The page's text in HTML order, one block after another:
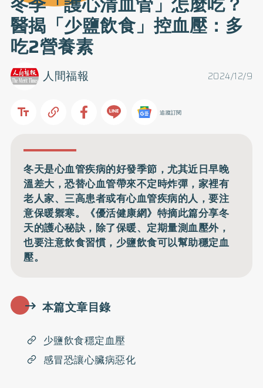
醫揭「少鹽飲食」控血壓：多
吃2營養素
2024/12/9
人間福報
追蹤訂閱
冬天是心血管疾病的好發季節，尤其近日早晚
溫差大，恐替心血管帶來不定時炸彈，家裡有
老人家、三高患者或有心血管疾病的人，要注
意保暖禦寒。《優活健康網》特摘此篇分享冬
天的護心秘訣，除了保暖、定期量測血壓外，
也要注意飲食習慣，少鹽飲食可以幫助穩定血
壓。
本篇文章目錄
少鹽飲食穩定血壓
感冒恐讓心臟病惡化